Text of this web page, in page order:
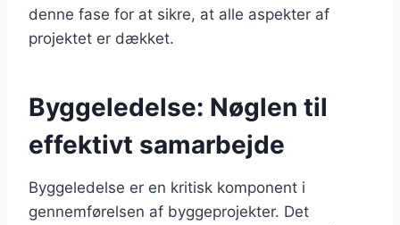
denne fase for at sikre, at alle aspekter af
projektet er dækket.
Byggeledelse: Nøglen til
effektivt samarbejde
Byggeledelse er en kritisk komponent i
gennemførelsen af byggeprojekter. Det